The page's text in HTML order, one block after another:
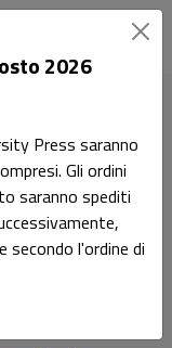
del Maghreb post-
ed
2026
Press saranno
Gli ordini
saranno spediti
secondo l'ordine di